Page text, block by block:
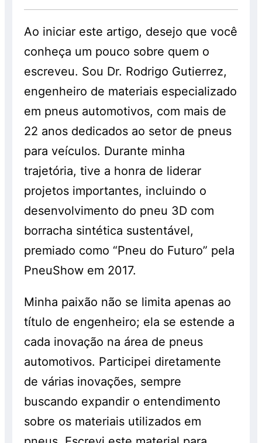
exclusivamente para clientes que
realizem os serviços de montagem,
balanceamento e alinhamento, os quais
serão cobrados à parte. Os pneus
também são vendidos separadamente e
sem a realização do serviço, pelo preço
normal, sem o desconto. Promoção válida
enquanto durarem os estoques. Consulte!
Política de Privacidade da Chiquinho
Pneus.
Você consegue vertermos e condições
da chiquinho pneusacessando o link
Ao iniciar este artigo, desejo que você
conheça um pouco sobre quem o
escreveu. Sou Dr. Rodrigo Gutierrez,
engenheiro de materiais especializado
em pneus automotivos, com mais de
22 anos dedicados ao setor de pneus
para veículos. Durante minha
trajetória, tive a honra de liderar
projetos importantes, incluindo o
desenvolvimento do pneu 3D com
borracha sintética sustentável,
premiado como “Pneu do Futuro” pela
PneuShow em 2017.
Minha paixão não se limita apenas ao
título de engenheiro; ela se estende a
cada inovação na área de pneus
automotivos. Participei diretamente
de várias inovações, sempre
buscando expandir o entendimento
sobre os materiais utilizados em